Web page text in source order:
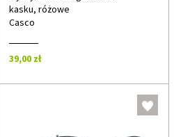
kasku, różowe
Casco
39,00 zł